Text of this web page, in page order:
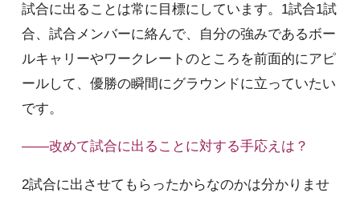
試合に出ることは常に目標にしています。1試合1試
合、試合メンバーに絡んで、自分の強みであるボー
ルキャリーやワークレートのところを前面的にアピ
ールして、優勝の瞬間にグラウンドに立っていたい
です。
――改めて試合に出ることに対する手応えは？
2試合に出させてもらったからなのかは分かりませ